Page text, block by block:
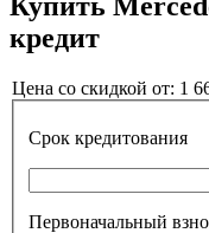
Купить
кредит
Цена со скидкой от: 1
Срок кредитования
Первоначальный